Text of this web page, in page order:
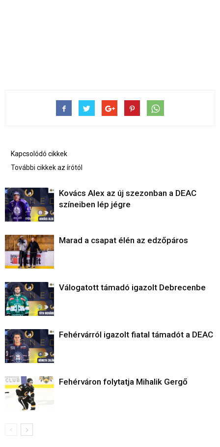
Kapcsolódó cikkek
További cikkek az írótól
Kovács Alex az új szezonban a DEAC
színeiben lép jégre
Marad a csapat élén az edzőpáros
Válogatott támadó igazolt Debrecenbe
Fehérvárról igazolt fiatal támadót a DEAC
Fehérváron folytatja Mihalik Gergő